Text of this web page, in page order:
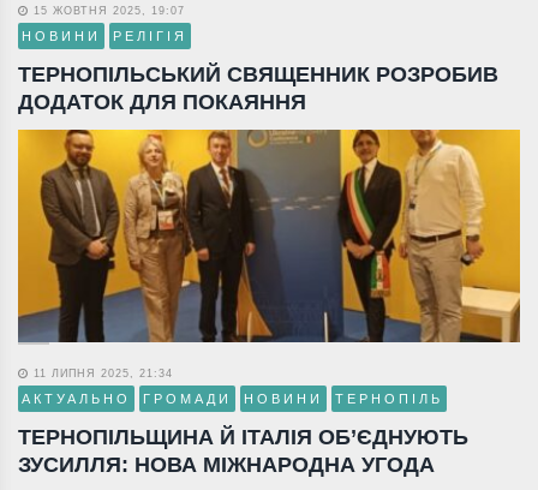
15 ЖОВТНЯ 2025, 19:07
НОВИНИ РЕЛІГІЯ
ТЕРНОПІЛЬСЬКИЙ СВЯЩЕННИК РОЗРОБИВ
ДОДАТОК ДЛЯ ПОКАЯННЯ
11 ЛИПНЯ 2025, 21:34
АКТУАЛЬНО ГРОМАДИ НОВИНИ ТЕРНОПІЛЬ
ТЕРНОПІЛЬЩИНА Й ІТАЛІЯ ОБ’ЄДНУЮТЬ
ЗУСИЛЛЯ: НОВА МІЖНАРОДНА УГОДА